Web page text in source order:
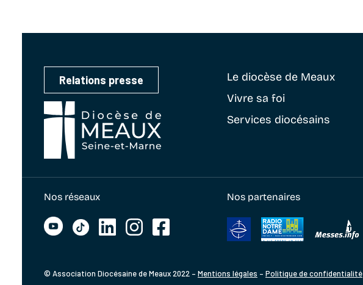
Relations presse Le diocèse de Meaux
Vivre sa foi
Services diocésains
Nos réseaux Nos partenaires
© Association Diocésaine de Meaux 2022 – Mentions légales – Politique de confidentialité